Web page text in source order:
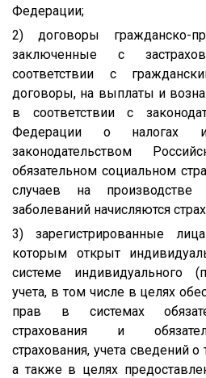
Федерации;
2) договоры гражданско-
заключенные с
соответствии с
договоры, на выплаты и
в соответствии с
Федерации о
законодательством
обязательном социальном
случаев на производстве
заболеваний начисляются
3) зарегистрированные
которым открыт
системе индивидуального
учета, в том числе в целях
прав в системах
страхования и
страхования, учета сведений
а также в целях